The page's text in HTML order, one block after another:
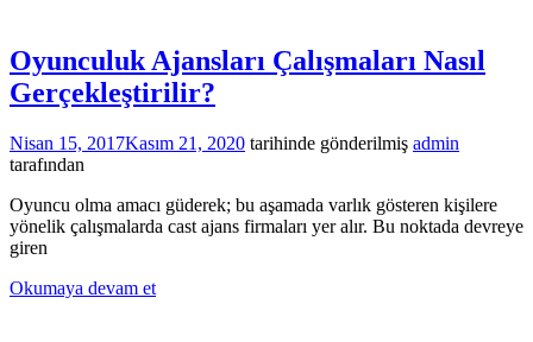
Oyunculuk Ajansları Çalışmaları Nasıl
Gerçekleştirilir?
Nisan 15, 2017Kasım 21, 2020 tarihinde gönderilmiş admin
tarafından
Oyuncu olma amacı güderek; bu aşamada varlık gösteren kişilere
yönelik çalışmalarda cast ajans firmaları yer alır. Bu noktada devreye
giren
Okumaya devam et